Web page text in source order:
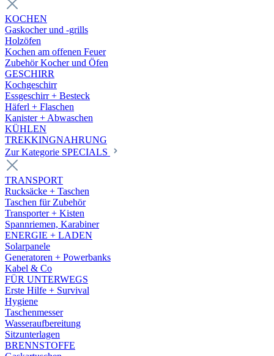
KOCHEN
Gaskocher und -grills
Holzöfen
Kochen am offenen Feuer
Zubehör Kocher und Öfen
GESCHIRR
Kochgeschirr
Essgeschirr + Besteck
Häferl + Flaschen
Kanister + Abwaschen
KÜHLEN
TREKKINGNAHRUNG
Zur Kategorie SPECIALS
TRANSPORT
Rucksäcke + Taschen
Taschen für Zubehör
Transporter + Kisten
Spannriemen, Karabiner
ENERGIE + LADEN
Solarpanele
Generatoren + Powerbanks
Kabel & Co
FÜR UNTERWEGS
Erste Hilfe + Survival
Hygiene
Taschenmesser
Wasseraufbereitung
Sitzunterlagen
BRENNSTOFFE